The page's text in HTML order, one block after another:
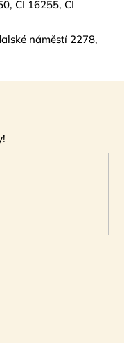
CI 16255, CI
náměstí 2278,